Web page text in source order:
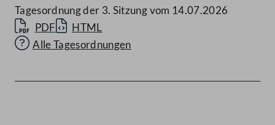
Tagesordnung der 3. Sitzung vom 14.07.2026
PDF
HTML
Alle Tagesordnungen